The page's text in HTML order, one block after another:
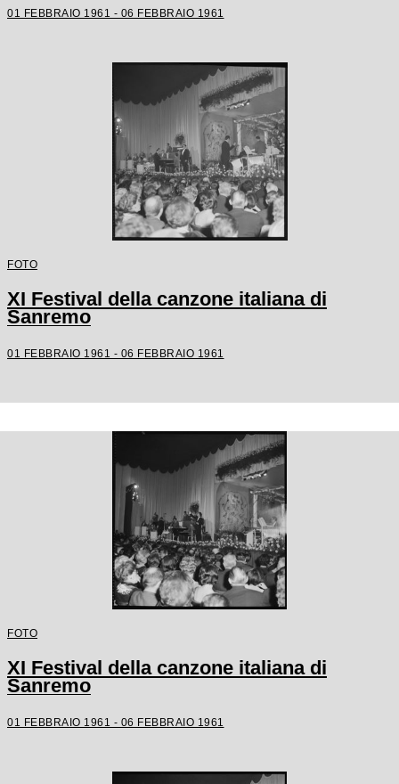
01 FEBBRAIO 1961 - 06 FEBBRAIO 1961
FOTO
XI Festival della canzone italiana di
Sanremo
01 FEBBRAIO 1961 - 06 FEBBRAIO 1961
FOTO
XI Festival della canzone italiana di
Sanremo
01 FEBBRAIO 1961 - 06 FEBBRAIO 1961